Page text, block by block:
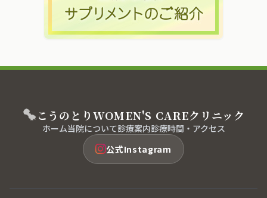
こうのとりWOMEN'S CAREクリニック
ホーム当院について診療案内診療時間・アクセス
公式Instagram